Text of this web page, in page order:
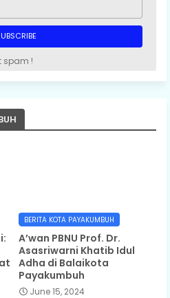
spam !
BERITA KOTA PAYAKUMBUH
A’wan PBNU Prof. Dr.
Asasriwarni Khatib Idul
Adha di Balaikota
Payakumbuh
June 15, 2024